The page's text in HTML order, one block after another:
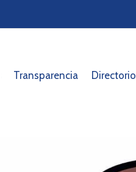
Transparencia Directorio